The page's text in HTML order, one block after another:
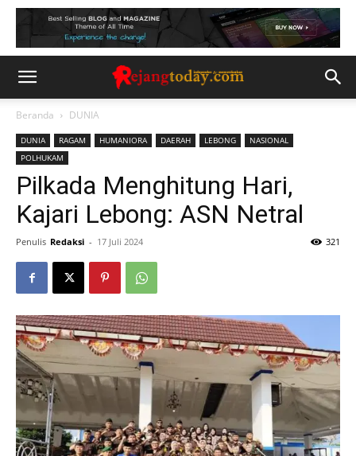
Beranda DUNIA
DUNIA RAGAM HUMANIORA DAERAH LEBONG
NASIONAL
POLHUKAM
Pilkada Menghitung Hari,
Kajari Lebong: ASN Netral
Penulis Redaksi - 17 Juli 2024 321